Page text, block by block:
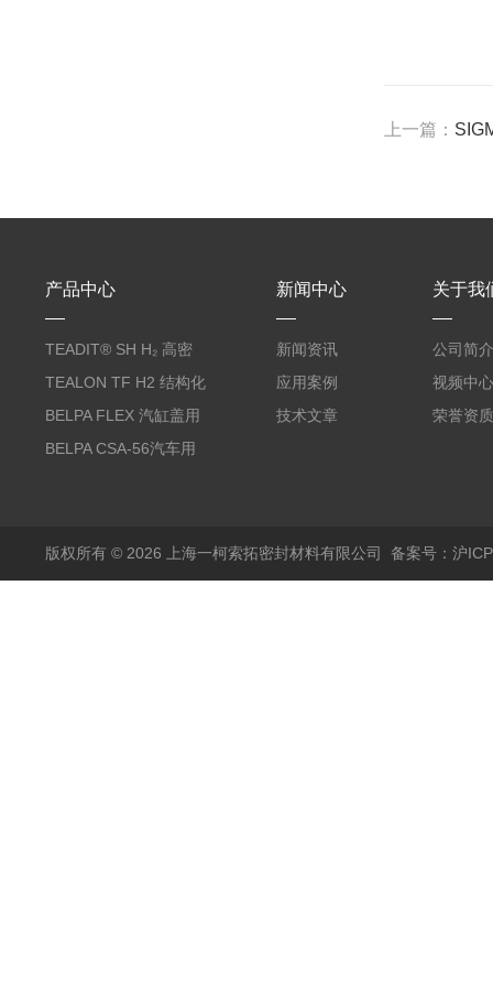
上一篇：
产品中心
TEADIT® SH H₂ 高密
度纯PTFE垫片
TEALON TF H2 结构化
PTFE垫片
BELPA FLEX 汽缸盖用
无石棉金属增强密封垫
BELPA CSA-56汽车用
新闻中心
新闻资讯
应用案例
技术文章
关于我
公司简介
视频中心
荣誉资质
版权所有 © 2026 上海一柯索拓密封材料有限公司 备案号：沪